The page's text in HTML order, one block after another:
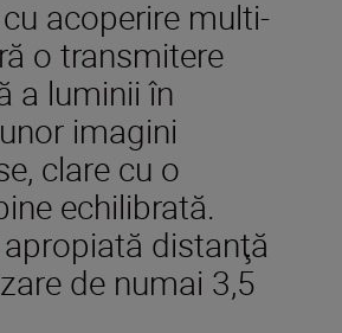
acoperire multi-
o transmitere
a luminii în
imagini
clare cu o
echilibrată.
distanţă
de numai 3,5